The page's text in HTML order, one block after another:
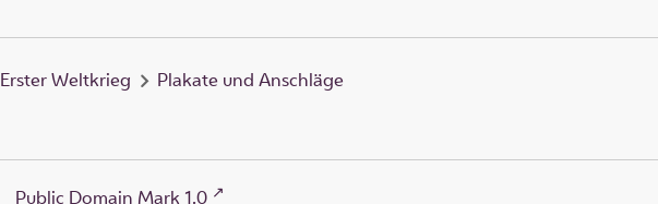
Erster Weltkrieg Plakate und Anschläge
Public Domain Mark 1.0